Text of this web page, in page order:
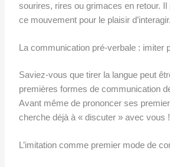
sourires, rires ou grimaces en retour. Il
ce mouvement pour le plaisir d’interagir.
La communication pré-verbale : imiter
Saviez-vous que tirer la langue peut
premières formes de communication
Avant même de prononcer ses
cherche déjà à « discuter » avec vous !
L’imitation comme premier mode de